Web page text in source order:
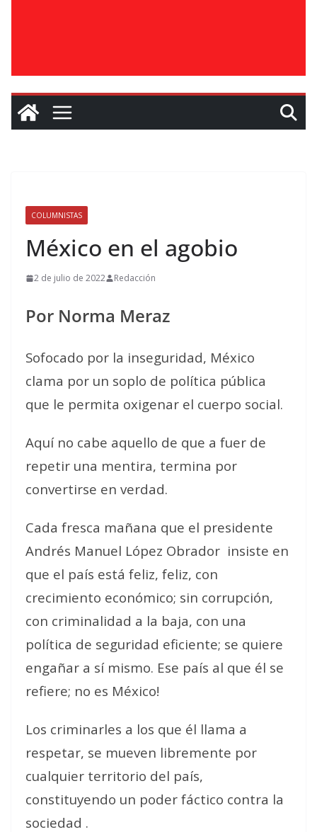
COLUMNISTAS
México en el agobio
2 de julio de 2022 Redacción
Por Norma Meraz
Sofocado por la inseguridad, México
clama por un soplo de política pública
que le permita oxigenar el cuerpo social.
Aquí no cabe aquello de que a fuer de
repetir una mentira, termina por
convertirse en verdad.
Cada fresca mañana que el presidente
Andrés Manuel López Obrador insiste en
que el país está feliz, feliz, con
crecimiento económico; sin corrupción,
con criminalidad a la baja, con una
política de seguridad eficiente; se quiere
engañar a sí mismo. Ese país al que él se
refiere; no es México!
Los criminarles a los que él llama a
respetar, se mueven libremente por
cualquier territorio del país,
constituyendo un poder fáctico contra la
sociedad .